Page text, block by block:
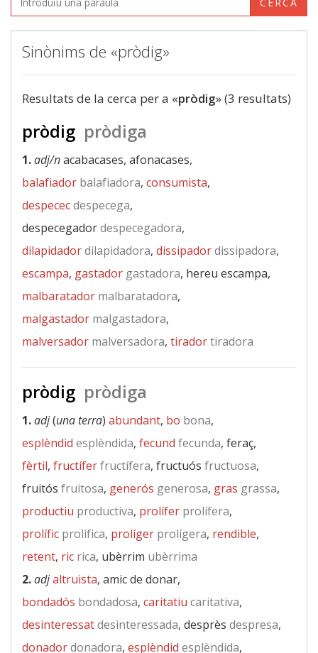
Sinònims de «pròdig»
Resultats de la cerca per a «pròdig» (3 resultats)
pròdig pròdiga
1.adj/nacabacases, afonacases,
balafiador balafiadora, consumista,
despececdespecega,
despecegadordespecegadora,
dilapidadordilapidadora, dissipadordissipadora,
escampa, gastador gastadora, hereu escampa,
malbaratador malbaratadora,
malgastador malgastadora,
malversador malversadora, tiradortiradora
pròdig pròdiga
1.adj(una terra) abundant, bo bona,
esplèndid esplèndida, fecund fecunda, feraç,
fèrtil, fructíferfructífera, fructuós fructuosa,
fruitós fruitosa, generós generosa, gras grassa,
productiu productiva, prolífer prolífera,
prolífic prolífica, prolíger prolígera, rendible,
retent, ric rica, ubèrrim ubèrrima
2.adjaltruista, amic de donar,
bondadós bondadosa, caritatiu caritativa,
desinteressatdesinteressada, desprès despresa,
donadordonadora, esplèndid esplèndida,